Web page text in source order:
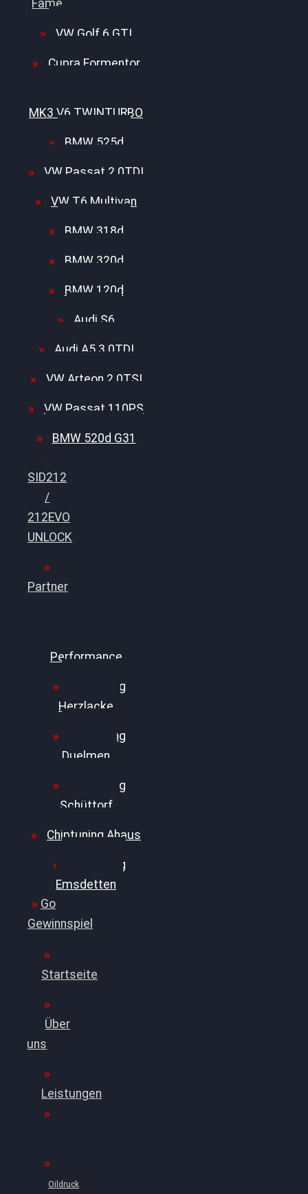
Fame
VW Golf 6 GTI
Cupra Formentor
MK3 V6 TWINTURBO
BMW 525d
VW Passat 2.0TDI
VW T6 Multivan
BMW 318d
BMW 320d
BMW 120d
Audi S6
Audi A5 3.0TDI
VW Arteon 2.0TSI
VW Passat 110PS
BMW 520d G31
SID212
/
212EVO
UNLOCK
Partner
Performance
Chiptuning
Herzlacke
Chiptuning
Duelmen
Chiptuning
Schüttorf
Chiptuning Ahaus
Chiptuning
Emsdetten
Golf
Gewinnspiel
Startseite
Über
uns
Leistungen
Oildruck